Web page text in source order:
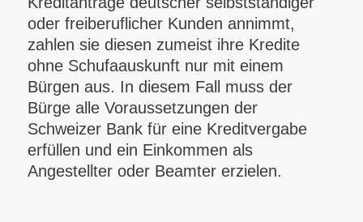
oder freiberuflicher Kunden annimmt,
zahlen sie diesen zumeist ihre Kredite
ohne Schufaauskunft nur mit einem
Bürgen aus. In diesem Fall muss der
Bürge alle Voraussetzungen der
Schweizer Bank für eine Kreditvergabe
erfüllen und ein Einkommen als
Angestellter oder Beamter erzielen.